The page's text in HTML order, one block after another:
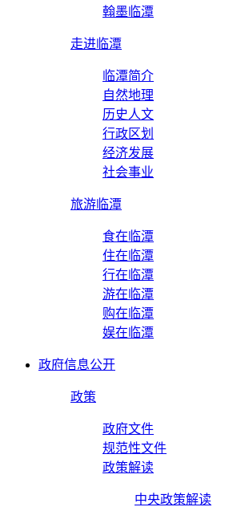
翰墨临潭
走进临潭
临潭简介
自然地理
历史人文
行政区划
经济发展
社会事业
旅游临潭
食在临潭
住在临潭
行在临潭
游在临潭
购在临潭
娱在临潭
政府信息公开
政策
政府文件
规范性文件
政策解读
中央政策解读